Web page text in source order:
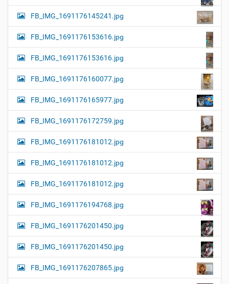
FB_IMG_1691176145241.jpg
FB_IMG_1691176153616.jpg
FB_IMG_1691176153616.jpg
FB_IMG_1691176160077.jpg
FB_IMG_1691176165977.jpg
FB_IMG_1691176172759.jpg
FB_IMG_1691176181012.jpg
FB_IMG_1691176181012.jpg
FB_IMG_1691176181012.jpg
FB_IMG_1691176194768.jpg
FB_IMG_1691176201450.jpg
FB_IMG_1691176201450.jpg
FB_IMG_1691176207865.jpg